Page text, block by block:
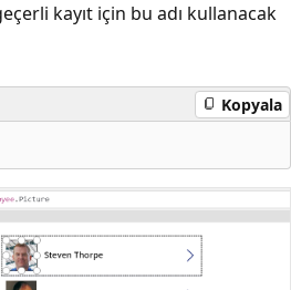
kayıt için bu adı kullanacak
Kopyala